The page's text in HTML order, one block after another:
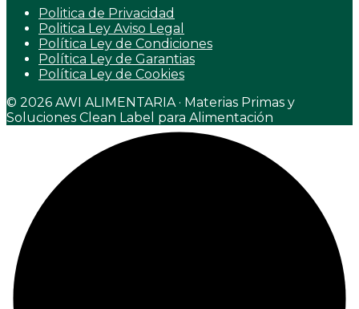
Politica de Privacidad
Politica Ley Aviso Legal
Política Ley de Condiciones
Política Ley de Garantias
Política Ley de Cookies
© 2026 AWI ALIMENTARIA · Materias Primas y
Soluciones Clean Label para Alimentación